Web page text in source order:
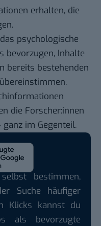
erhalten, die
psychologische
bevorzugen, Inhalte
bereits bestehenden
die Forscher:innen
im Gegenteil.
bestimmen,
Suche häufiger
Klicks kannst du
als bevorzugte